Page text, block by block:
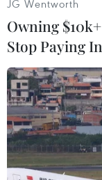
JG Wentworth
Owning
Stop Paying